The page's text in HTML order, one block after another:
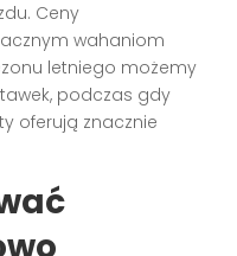
Ceny
wahaniom
letniego możemy
podczas gdy
oferują znacznie